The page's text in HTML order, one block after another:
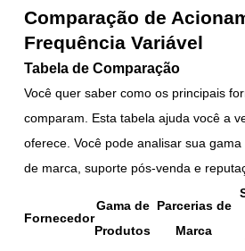
Comparação de
Frequência Variável
Tabela de Comparação
Você quer saber como os principais
comparam. Esta tabela ajuda você a
oferece. Você pode analisar sua
de marca, suporte pós-venda e
Fornecedor
Gama de
Produtos
Parcerias de
Marca